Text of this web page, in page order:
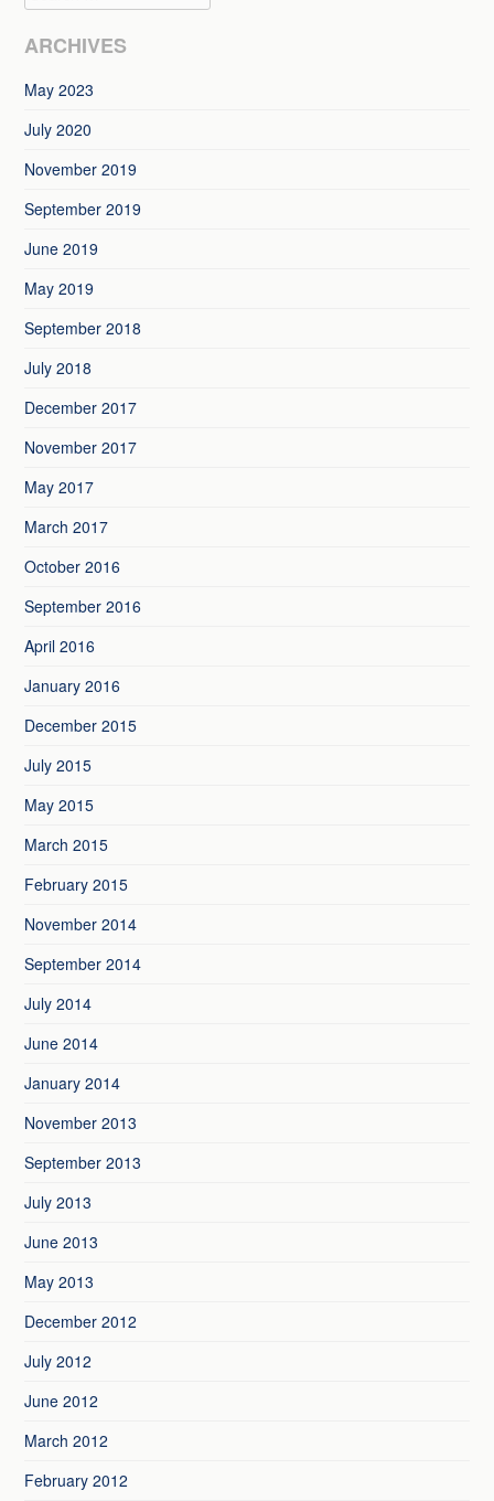
ARCHIVES
May 2023
July 2020
November 2019
September 2019
June 2019
May 2019
September 2018
July 2018
December 2017
November 2017
May 2017
March 2017
October 2016
September 2016
April 2016
January 2016
December 2015
July 2015
May 2015
March 2015
February 2015
November 2014
September 2014
July 2014
June 2014
January 2014
November 2013
September 2013
July 2013
June 2013
May 2013
December 2012
July 2012
June 2012
March 2012
February 2012